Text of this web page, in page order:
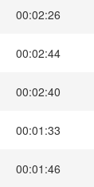
00:02:26
00:02:44
00:02:40
00:01:33
00:01:46